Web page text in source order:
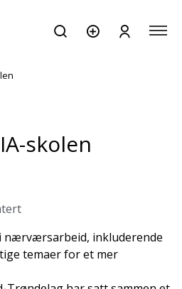
skolen
nærværsarbeid, inkluderende
temaer for et mer